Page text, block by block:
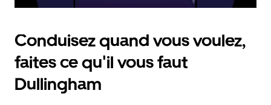
Conduisez quand vous voulez,
faites ce qu'il vous faut
Dullingham